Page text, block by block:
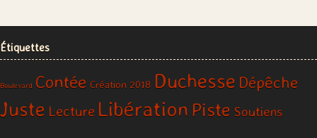
Étiquettes
Boulevard Contée Création 2018 Duchesse Dépêche
Juste Lecture Libération Piste Soutiens